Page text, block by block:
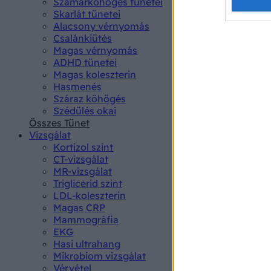
Skarlát tünetei
Alacsony vérnyomás
Csalánkiütés
Magas vérnyomás
ADHD tünetei
Magas koleszterin
Hasmenés
Száraz köhögés
Szédülés okai
Összes Tünet
Vizsgálat
Kortizol szint
CT-vizsgálat
MR-vizsgálat
Triglicerid szint
LDL-koleszterin
Magas CRP
Mammográfia
EKG
Hasi ultrahang
Mikrobiom vizsgálat
Vérvétel